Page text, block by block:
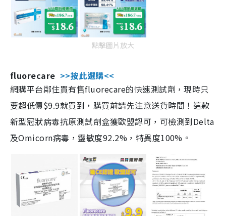
點擊圖片放大
fluorecare >>按此選購<<
網購平台鄰住買有售fluorecare的快速測試劑，現時只
要超低價$9.9就買到，購買前請先注意送貨時間！這款
新型冠狀病毒抗原測試劑盒獲歐盟認可，可檢測到Delta
及Omicorn病毒，靈敏度92.2%，特異度100%。